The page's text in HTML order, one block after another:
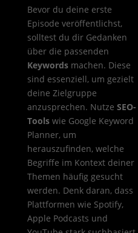
Bevor du deine erste
Episode veröffentlichst,
solltest du dir Gedanken
über die passenden
Keywordsmachen. Diese
sind essenziell, um gezielt
deine Zielgruppe
anzusprechen. Nutze SEO-
Toolswie Google Keyword
Planner, um
herauszufinden, welche
Begriffe im Kontext deiner
Themen häufig gesucht
werden. Denk daran, dass
Plattformen wie Spotify,
Apple Podcasts und